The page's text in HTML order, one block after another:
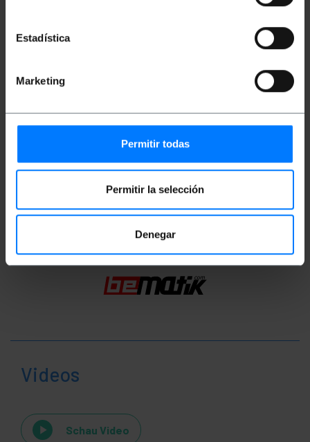
Estadística
Marketing
Permitir todas
Permitir la selección
Denegar
Produktgröße (Breite x Tiefe x Höhe): 20.0 x
10.0 x 2.0 cm
Dokumentation
Produktdatei 1
Videos
Schau Video